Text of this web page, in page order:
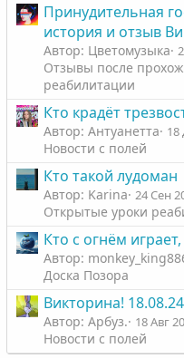
Принудительная
история и отзыв
Автор: Цветомузыка
Отзывы после
реабилитации
Кто крадëт
Автор: Антуанетта 18
Новости с полей
Кто такой лудоман
Автор: Karinа 24 Сен
Открытые уроки
Кто с огнём
Автор:
Доска Позора
Викторина! 18.08.24
Автор: Арбуз. 18 Авг
Новости с полей